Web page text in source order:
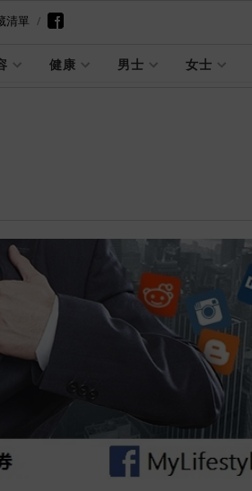
清單
健康 男士 女士